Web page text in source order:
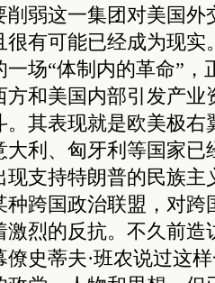
削弱这一集团对美国外
很有可能已经成为现实
场“体制内的革命”，
方和美国内部引发产业
。其表现就是欧美极右
大利、匈牙利等国家已
现支持特朗普的民族主
种跨国政治联盟，对跨
激烈的反抗。不久前造
史蒂夫·班农说过这